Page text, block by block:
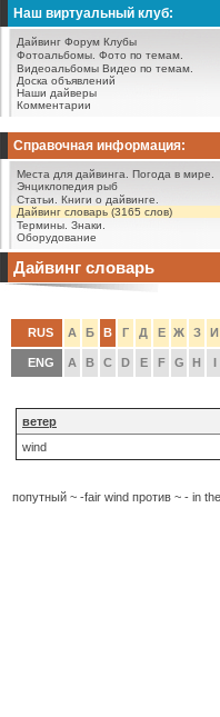
Наш виртуальный клуб:
Дайвинг Форум Клубы
Фотоальбомы. Фото по темам.
Видеоальбомы Видео по темам.
Доска объявлений
Наши дайверы
Комментарии
Справочная информация:
Места для дайвинга.
Погода в мире.
Энциклопедия рыб
Статьи.
Книги о дайвинге.
Дайвинг словарь (3165 слов)
Термины. Знаки.
Оборудование
Дайвинг словарь
RUS А Б В Г Д Е Ж З И
ENG A B C D E F G H I
ветер
wind
попутный ~ -fair wind против ~ - in